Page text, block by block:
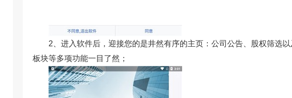
2、进入软件后，迎接您的是井然有序的主页：公司公告、股权筛选
板块等多项功能一目了然；